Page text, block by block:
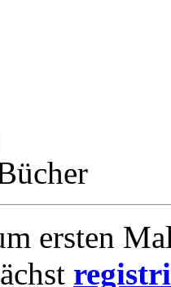
ersten